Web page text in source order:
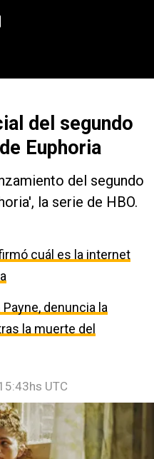
del segundo
Euphoria
del segundo
la serie de HBO.
cuál es la internet
denuncia la
la muerte del
UTC